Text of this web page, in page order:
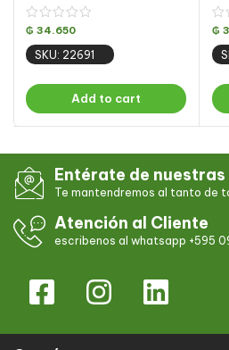
₲ 34.650
SKU: 22691
Add to cart
₲
Entérate de
Te mantendremos al tanto de
Atención al Cliente
escribenos al whatsapp +595